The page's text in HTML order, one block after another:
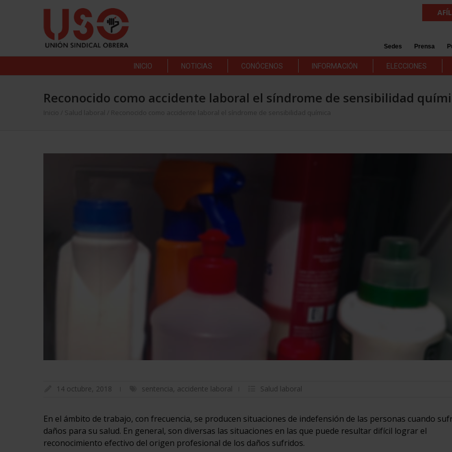
Sedes Prensa
INICIO NOTICIAS CONÓCENOS INFORMACIÓN ELECCIONES
Reconocido como accidente laboral el síndrome de sensibilidad
Inicio Salud laboral Reconocido como accidente laboral el síndrome de sensibilidad química
14 octubre, 2018 sentencia, accidente laboral Salud laboral
En el ámbito de trabajo, con frecuencia, se producen situaciones de indefensión de las personas cuando
daños para su salud. En general, son diversas las situaciones en las que puede resultar difícil lograr el
reconocimiento efectivo del origen profesional de los daños sufridos.